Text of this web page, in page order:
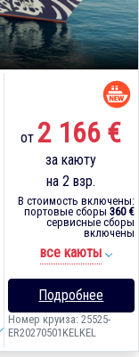
от 2 166 €
за каюту
на 2 взр.
В стоимость включены:
портовые сборы 360 €
сервисные сборы
включены
все каюты
Подробнее
Номер круиза: 25525-
ER20270501KELKEL